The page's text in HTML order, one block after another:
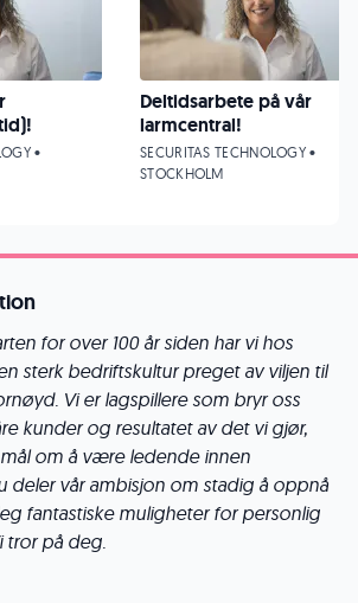
for over 100 år siden har vi hos
sterk bedriftskultur preget av viljen til
Vi er lagspillere som bryr oss
kunder og resultatet av det vi gjør,
om å være ledende innen
deler vår ambisjon om stadig å oppnå
fantastiske muligheter for personlig
tror på deg.
•
Deltidsarbete på vår
larmcentral!
SECURITAS TECHNOLOGY •
STOCKHOLM